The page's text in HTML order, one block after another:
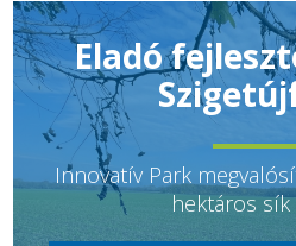
Eladó
Innovatív Park
hektáros